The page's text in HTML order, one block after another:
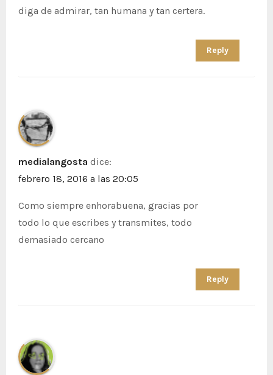
diga de admirar, tan humana y tan certera.
Reply
medialangosta dice:
febrero 18, 2016 a las 20:05
Como siempre enhorabuena, gracias por
todo lo que escribes y transmites, todo
demasiado cercano
Reply